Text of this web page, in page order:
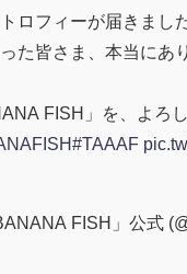
ロフィーが届きまし
た皆さま、本当にあ
FISH」を、よろ
#TAAAF
FISH」公式